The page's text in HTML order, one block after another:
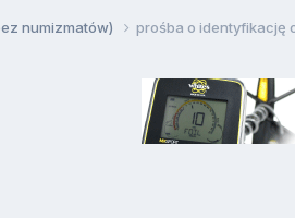
numizmatów) prośba o identyfikację